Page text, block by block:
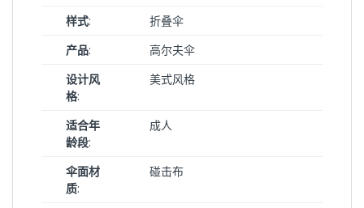
样式:
折叠伞
产品:
高尔夫伞
设计风
格:
美式风格
适合年
龄段:
成人
伞面材
质:
碰击布